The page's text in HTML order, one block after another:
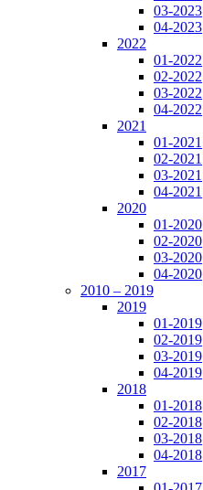
03-2023
04-2023
2022
01-2022
02-2022
03-2022
04-2022
2021
01-2021
02-2021
03-2021
04-2021
2020
01-2020
02-2020
03-2020
04-2020
2010 – 2019
2019
01-2019
02-2019
03-2019
04-2019
2018
01-2018
02-2018
03-2018
04-2018
2017